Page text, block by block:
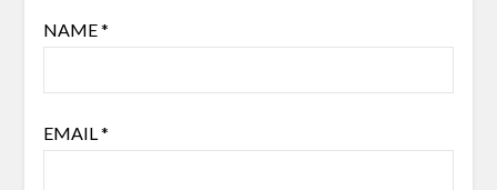
NAME*
EMAIL *